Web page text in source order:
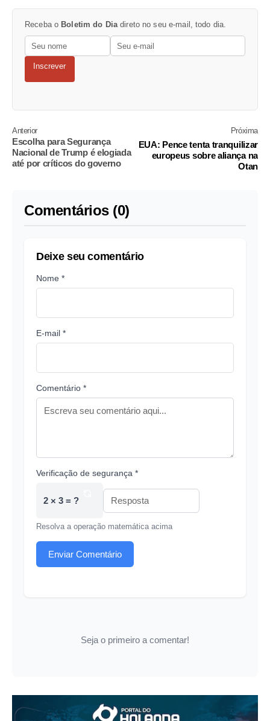
Receba o Boletim do Dia direto no seu e-mail, todo dia.
Inscrever
Anterior
Escolha para Segurança
Nacional de Trump é elogiada
até por críticos do governo
Próxima
EUA: Pence tenta tranquilizar
europeus sobre aliança na
Otan
Comentários (0)
Deixe seu comentário
Nome *
E-mail *
Comentário *
Verificação de segurança *
2 × 3 = ?
Resolva a operação matemática acima
Enviar Comentário
Seja o primeiro a comentar!